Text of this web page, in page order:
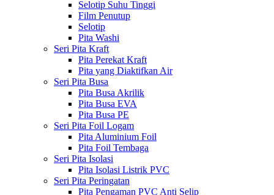
Selotip Suhu Tinggi
Film Penutup
Selotip
Pita Washi
Seri Pita Kraft
Pita Perekat Kraft
Pita yang Diaktifkan Air
Seri Pita Busa
Pita Busa Akrilik
Pita Busa EVA
Pita Busa PE
Seri Pita Foil Logam
Pita Aluminium Foil
Pita Foil Tembaga
Seri Pita Isolasi
Pita Isolasi Listrik PVC
Seri Pita Peringatan
Pita Pengaman PVC Anti Selip